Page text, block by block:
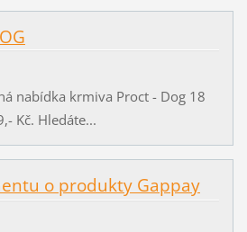
nabídka krmiva Proct - Dog 18
Kč. Hledáte...
o produkty Gappay